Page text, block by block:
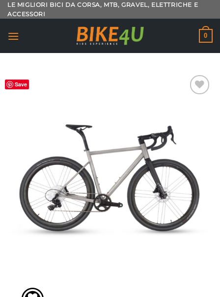
Salta
ai
LE MIGLIORI BICI DA CORSA, MTB, GRAVEL, ELETTRICHE E
ACCESSORI
0
Save